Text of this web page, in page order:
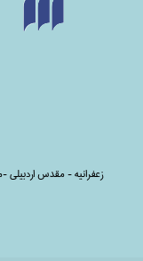
زعفرانیه - مقدس اردبیلی